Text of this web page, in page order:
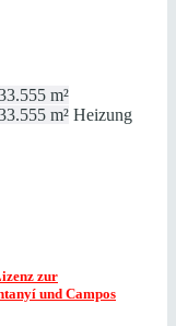
m²
m² Heizung
zur
und Campos